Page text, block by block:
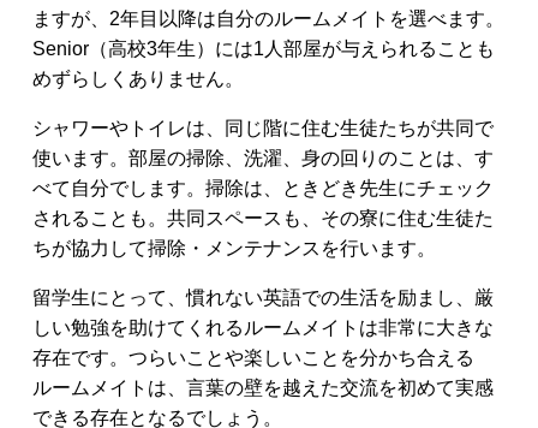
ますが、2年目以降は自分のルームメイトを選べます。
Senior（高校3年生）には1人部屋が与えられることも
めずらしくありません。
シャワーやトイレは、同じ階に住む生徒たちが共同で
使います。部屋の掃除、洗濯、身の回りのことは、す
べて自分でします。掃除は、ときどき先生にチェック
されることも。共同スペースも、その寮に住む生徒た
ちが協力して掃除・メンテナンスを行います。
留学生にとって、慣れない英語での生活を励まし、厳
しい勉強を助けてくれるルームメイトは非常に大きな
存在です。つらいことや楽しいことを分かち合える
ルームメイトは、言葉の壁を越えた交流を初めて実感
できる存在となるでしょう。